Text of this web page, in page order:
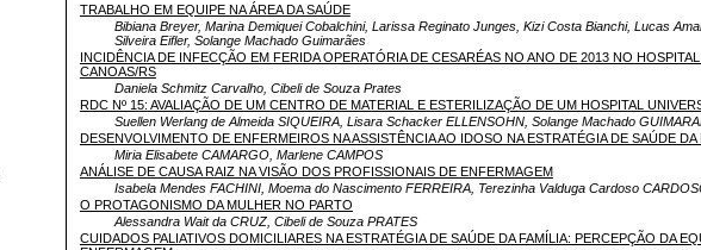
TRABALHO EM EQUIPE NA ÁREA DA SAÚDE
Bibiana Breyer, Marina Demiquei Cobalchini, Larissa Reginato Junges, Kizi Costa Bianchi, Lucas
Silveira Eifler, Solange Machado Guimarães
INCIDÊNCIA DE INFECÇÃO EM FERIDA OPERATÓRIA DE CESARÉAS NO ANO DE 2013 NO
CANOAS/RS
Daniela Schmitz Carvalho, Cibeli de Souza Prates
RDC Nº 15: AVALIAÇÃO DE UM CENTRO DE MATERIAL E ESTERILIZAÇÃO DE UM HOSPITAL
Suellen Werlang de Almeida SIQUEIRA, Lisara Schacker ELLENSOHN, Solange Machado
DESENVOLVIMENTO DE ENFERMEIROS NA ASSISTÊNCIA AO IDOSO NA ESTRATÉGIA DE SAÚDE DA
Miria Elisabete CAMARGO, Marlene CAMPOS
ANÁLISE DE CAUSA RAIZ NA VISÃO DOS PROFISSIONAIS DE ENFERMAGEM
Isabela Mendes FACHINI, Moema do Nascimento FERREIRA, Terezinha Valduga Cardoso
O PROTAGONISMO DA MULHER NO PARTO
Alessandra Wait da CRUZ, Cibeli de Souza PRATES
CUIDADOS PALIATIVOS DOMICILIARES NA ESTRATÉGIA DE SAÚDE DA FAMÍLIA: PERCEPÇÃO DA